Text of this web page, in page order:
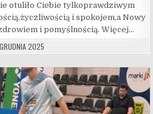
otuliło Ciebie tylkoprawdziwym
i spokojem,a Nowy
i pomyślnością. Więcej…
2025